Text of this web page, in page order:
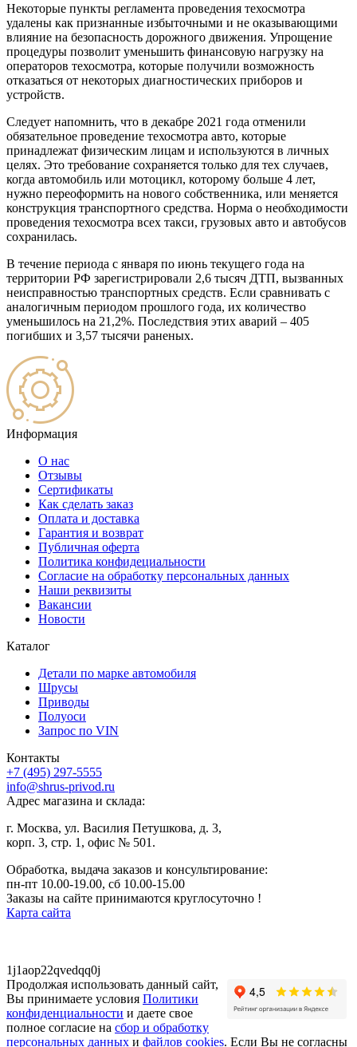
Некоторые пункты регламента проведения техосмотра
удалены как признанные избыточными и не оказывающими
влияние на безопасность дорожного движения. Упрощение
процедуры позволит уменьшить финансовую нагрузку на
операторов техосмотра, которые получили возможность
отказаться от некоторых диагностических приборов и
устройств.
Следует напомнить, что в декабре 2021 года отменили
обязательное проведение техосмотра авто, которые
принадлежат физическим лицам и используются в личных
целях. Это требование сохраняется только для тех случаев,
когда автомобиль или мотоцикл, которому больше 4 лет,
нужно переоформить на нового собственника, или меняется
конструкция транспортного средства. Норма о необходимости
проведения техосмотра всех такси, грузовых авто и автобусов
сохранилась.
В течение периода с января по июнь текущего года на
территории РФ зарегистрировали 2,6 тысяч ДТП, вызванных
неисправностью транспортных средств. Если сравнивать с
аналогичным периодом прошлого года, их количество
уменьшилось на 21,2%. Последствия этих аварий – 405
погибших и 3,57 тысячи раненых.
Информация
О нас
Отзывы
Сертификаты
Как сделать заказ
Оплата и доставка
Гарантия и возврат
Публичная оферта
Политика конфидециальности
Согласие на обработку персональных данных
Наши реквизиты
Вакансии
Новости
Каталог
Детали по марке автомобиля
Шрусы
Приводы
Полуоси
Запрос по VIN
Контакты
+7 (495) 297-5555
info@shrus-privod.ru
Адрес магазина и склада:
г. Москва, ул. Василия Петушкова, д. 3,
корп. 3, стр. 1, офис № 501.
Обработка, выдача заказов и консультирование:
пн-пт 10.00-19.00, сб 10.00-15.00
Заказы на сайте принимаются круглосуточно !
Карта сайта
1j1aop22qvedqq0j
Продолжая использовать данный сайт,
Вы принимаете условия Политики
конфиденциальности и даете свое
полное согласие на сбор и обработку
персональных данных и файлов cookies. Если Вы не согласны